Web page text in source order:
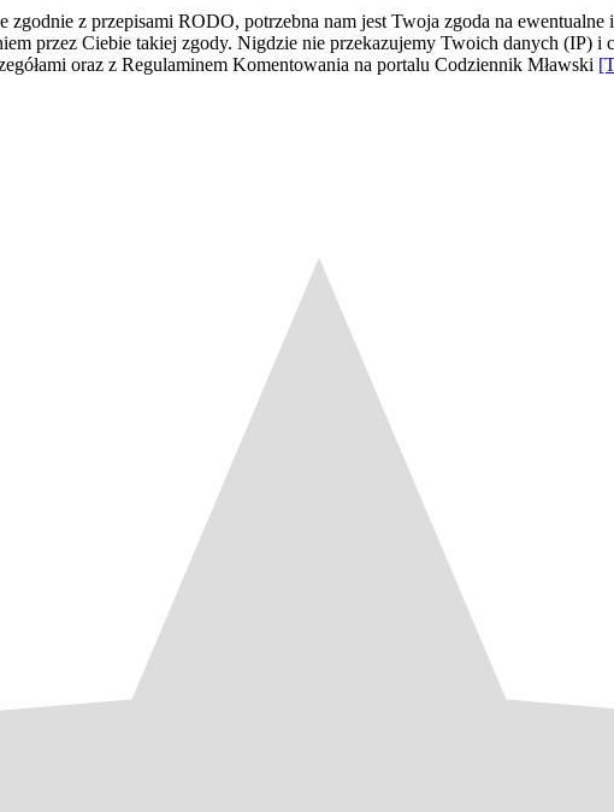
z przepisami RODO, potrzebna nam jest Twoja zgoda na
przez Ciebie takiej zgody. Nigdzie nie przekazujemy Twoich danych (IP)
oraz z Regulaminem Komentowania na portalu Codziennik Mławski